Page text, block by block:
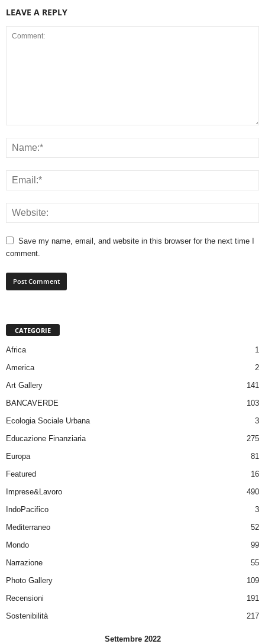
LEAVE A REPLY
Save my name, email, and website in this browser for the next time I
comment.
CATEGORIE
Africa
1
America
2
Art Gallery
141
BANCAVERDE
103
Ecologia Sociale Urbana
3
Educazione Finanziaria
275
Europa
81
Featured
16
Imprese&Lavoro
490
IndoPacifico
3
Mediterraneo
52
Mondo
99
Narrazione
55
Photo Gallery
109
Recensioni
191
Sostenibilità
217
Settembre 2022